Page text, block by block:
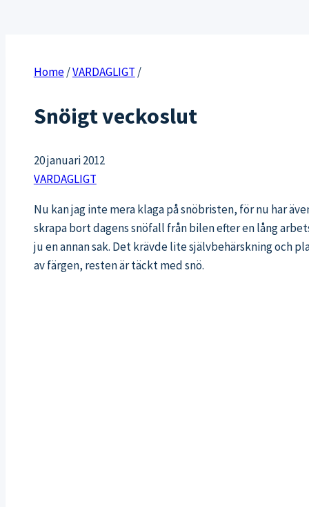
Home/VARDAGLIGT /
Snöigt veckoslut
20 januari 2012
VARDAGLIGT
Nu kan jag inte mera klaga på snöbristen, för nu har
skrapa bort dagens snöfall från bilen efter en lång
ju en annan sak. Det krävde lite självbehärskning och
av färgen, resten är täckt med snö.